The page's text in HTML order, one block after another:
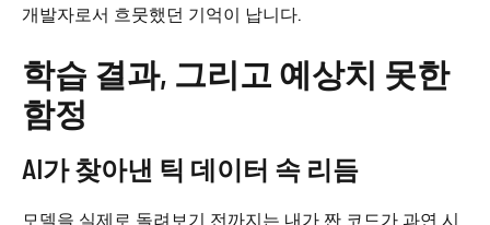
개발자로서 흐뭇했던 기억이 납니다.
학습 결과, 그리고 예상치 못한
함정
AI가 찾아낸 틱 데이터 속 리듬
모델을 실제로 돌려보기 전까지는 내가 짠 코드가 과연 시